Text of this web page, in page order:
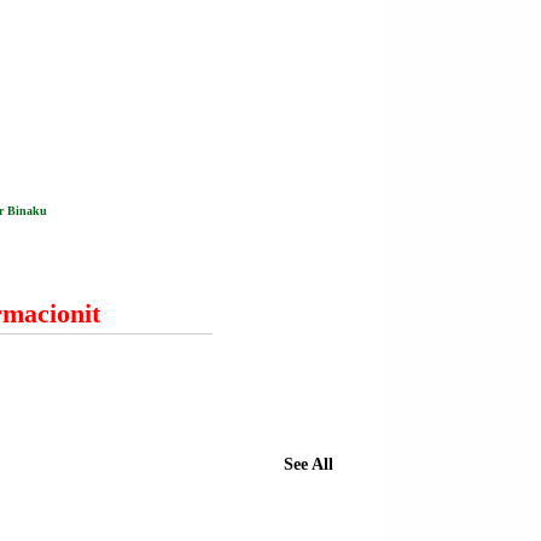
Binaku
See All